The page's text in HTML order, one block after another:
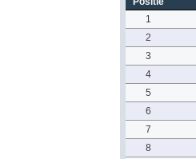
1
2
3
4
5
6
7
8